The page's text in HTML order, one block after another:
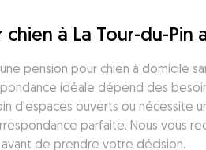
chien à La Tour-du-
pension pour chien à domicile
idéale dépend des
d'espaces ouverts ou
parfaite. Nous vous
de prendre votre décision.